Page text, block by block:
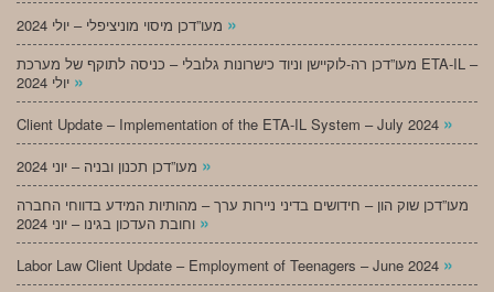
»
מעו”דכן רה-לוקיישן וניוד כישרונות גלובלי – כניסה לתוקף של מערכת ETA-IL –
»
Client Update – Implementation of the ETA-IL System – July 2024 »
»
מעו”דכן שוק הון – חידושים בדיני ניירות ערך – מהותיות המידע בדווחי החברה
»
Labor Law Client Update – Employment of Teenagers – June 2024 »